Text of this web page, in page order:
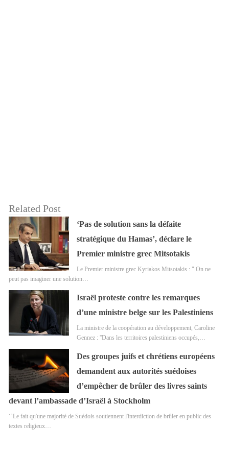
Related Post
‘Pas de solution sans la défaite
stratégique du Hamas’, déclare le
Premier ministre grec Mitsotakis
Le Premier ministre grec Kyriakos Mitsotakis : " On ne
peut pas imaginer une solution…
Israël proteste contre les remarques
d’une ministre belge sur les Palestiniens
La ministre de la coopération au développement, Caroline
Gennez : ''Dans les territoires palestiniens occupés,…
Des groupes juifs et chrétiens européens
demandent aux autorités suédoises
d’empêcher de brûler des livres saints
devant l’ambassade d’Israël à Stockholm
‘’Le fait qu'une majorité de Suédois soutiennent l'interdiction de brûler en public des
textes religieux…